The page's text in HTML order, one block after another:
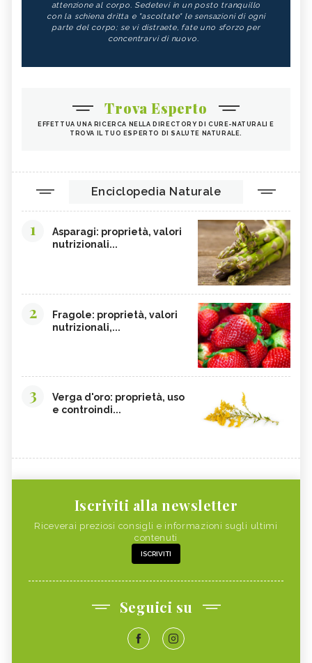
attenzione al corpo. Sedetevi in un posto tranquillo
con la schiena dritta e "ascoltate" le sensazioni di ogni
parte del corpo; se vi distraete, fate uno sforzo per
concentrarvi di nuovo.
Trova Esperto
EFFETTUA UNA RICERCA NELLA DIRECTORY DI CURE-NATURALI E
TROVA IL TUO ESPERTO DI SALUTE NATURALE.
Enciclopedia Naturale
1
Asparagi: proprietà, valori
nutrizionali...
2
Fragole: proprietà, valori
nutrizionali,...
3
Verga d'oro: proprietà, uso
e controindi...
Iscriviti alla newsletter
Riceverai preziosi consigli e informazioni sugli ultimi
contenuti
ISCRIVITI
Seguici su